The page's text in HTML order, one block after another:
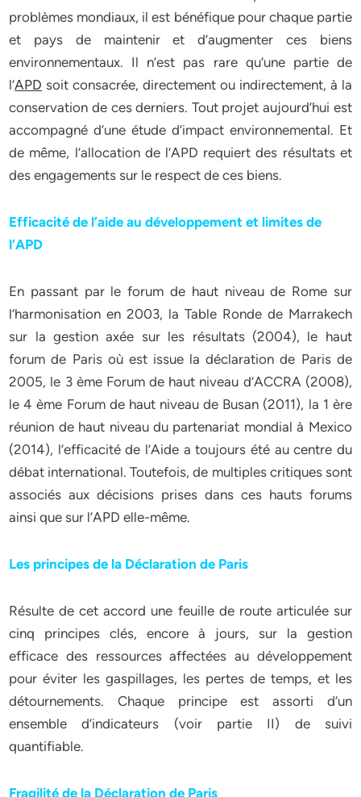
problèmes mondiaux, il est bénéfique pour chaque partie
et pays de maintenir et d’augmenter ces biens
environnementaux. Il n’est pas rare qu’une partie de
l’APD soit consacrée, directement ou indirectement, à la
conservation de ces derniers. Tout projet aujourd’hui est
accompagné d’une étude d’impact environnemental. Et
de même, l’allocation de l’APD requiert des résultats et
des engagements sur le respect de ces biens.
Efficacité de l’aide au développement et limites de
l’APD
En passant par le forum de haut niveau de Rome sur
l’harmonisation en 2003, la Table Ronde de Marrakech
sur la gestion axée sur les résultats (2004), le haut
forum de Paris où est issue la déclaration de Paris de
2005, le 3 ème Forum de haut niveau d’ACCRA (2008),
le 4 ème Forum de haut niveau de Busan (2011), la 1 ère
réunion de haut niveau du partenariat mondial à Mexico
(2014), l’efficacité de l’Aide a toujours été au centre du
débat international. Toutefois, de multiples critiques sont
associés aux décisions prises dans ces hauts forums
ainsi que sur l’APD elle-même.
Les principes de la Déclaration de Paris
Résulte de cet accord une feuille de route articulée sur
cinq principes clés, encore à jours, sur la gestion
efficace des ressources affectées au développement
pour éviter les gaspillages, les pertes de temps, et les
détournements. Chaque principe est assorti d’un
ensemble d’indicateurs (voir partie II) de suivi
quantifiable.
Fragilité de la Déclaration de Paris